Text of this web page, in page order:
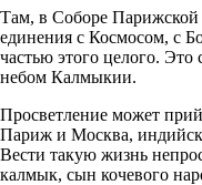
Там, в Соборе Парижской
единения с Космосом, с
частью этого целого. Это
небом Калмыкии.
Просветление может
Париж и Москва,
Вести такую жизнь
калмык, сын кочевого